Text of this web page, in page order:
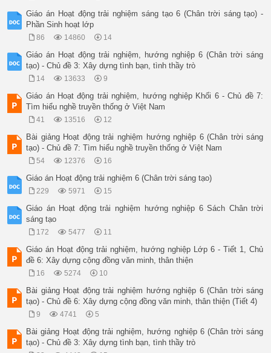
Giáo án Hoạt động trải nghiệm sáng tạo 6 (Chân trời sáng tạo) -
Phần Sinh hoạt lớp
86 14860 14
Giáo án Hoạt động trải nghiệm, hướng nghiệp 6 (Chân trời sáng
tạo) - Chủ đề 3: Xây dựng tình bạn, tình thầy trò
14 13633 9
Giáo án Hoạt động trải nghiệm, hướng nghiệp Khối 6 - Chủ đề 7:
Tìm hiểu nghề truyền thống ở Việt Nam
41 13516 12
Bài giảng Hoạt động trải nghiệm hướng nghiệp 6 (Chân trời sáng
tạo) - Chủ đề 7: Tìm hiểu nghề truyền thống ở Việt Nam
54 12376 16
Giáo án Hoạt động trải nghiệm 6 (Chân trời sáng tạo)
229 5971 15
Giáo án Hoạt động trải nghiệm hướng nghiệp 6 Sách Chân trời
sáng tạo
172 5477 11
Giáo án Hoạt động trải nghiệm, hướng nghiệp Lớp 6 - Tiết 1, Chủ
đề 6: Xây dựng cộng đồng văn minh, thân thiện
16 5274 10
Bài giảng Hoạt động trải nghiệm hướng nghiệp 6 (Chân trời sáng
tạo) - Chủ đề 6: Xây dựng cộng đồng văn minh, thân thiện (Tiết 4)
9 4741 5
Bài giảng Hoạt động trải nghiệm, hướng nghiệp 6 (Chân trời sáng
tạo) - Chủ đề 3: Xây dựng tình bạn, tình thầy trò